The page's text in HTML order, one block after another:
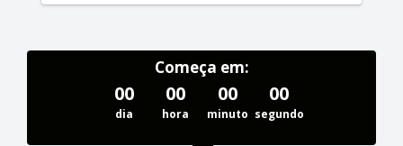
Começa em:
00
dia
00
hora
00
minuto
00
segundo